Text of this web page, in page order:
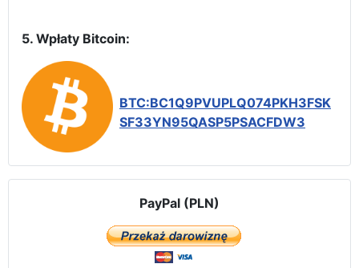
5. Wpłaty Bitcoin:
BTC:BC1Q9PVUPLQ074PKH3FSK
SF33YN95QASP5PSACFDW3
PayPal (PLN)